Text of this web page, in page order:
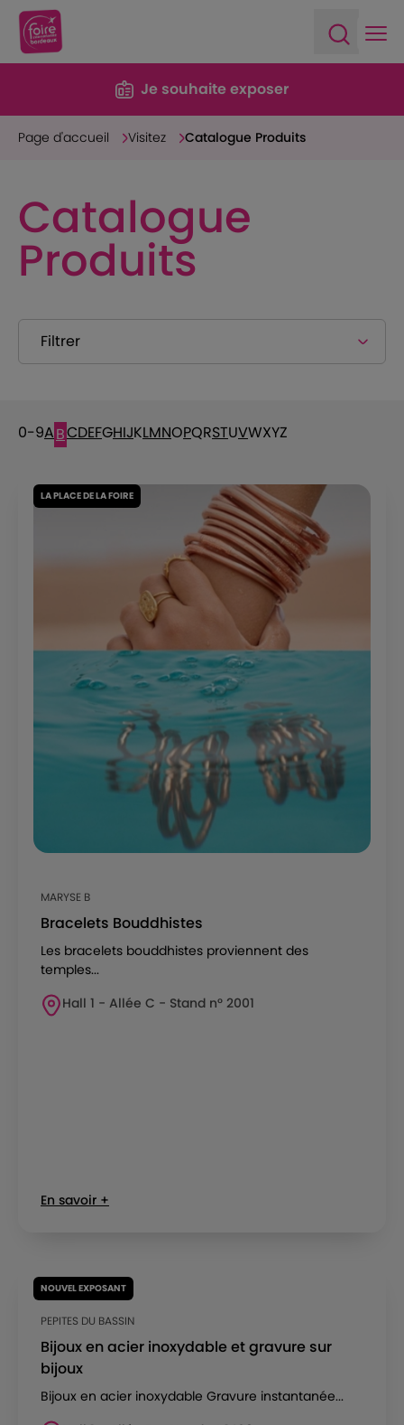
Je souhaite exposer
Page d'accueil Visitez Catalogue Produits
Catalogue
Produits
Filtrer
0-9ABCDEFGHIJKLMNOPQRSTUVWXYZ
LA PLACE DE LA FOIRE
MARYSE B
Bracelets Bouddhistes
Les bracelets bouddhistes proviennent des
temples...
Hall 1 - Allée C - Stand n° 2001
En savoir +
NOUVEL EXPOSANT
PEPITES DU BASSIN
Bijoux en acier inoxydable et gravure sur
bijoux
Bijoux en acier inoxydable Gravure instantanée...